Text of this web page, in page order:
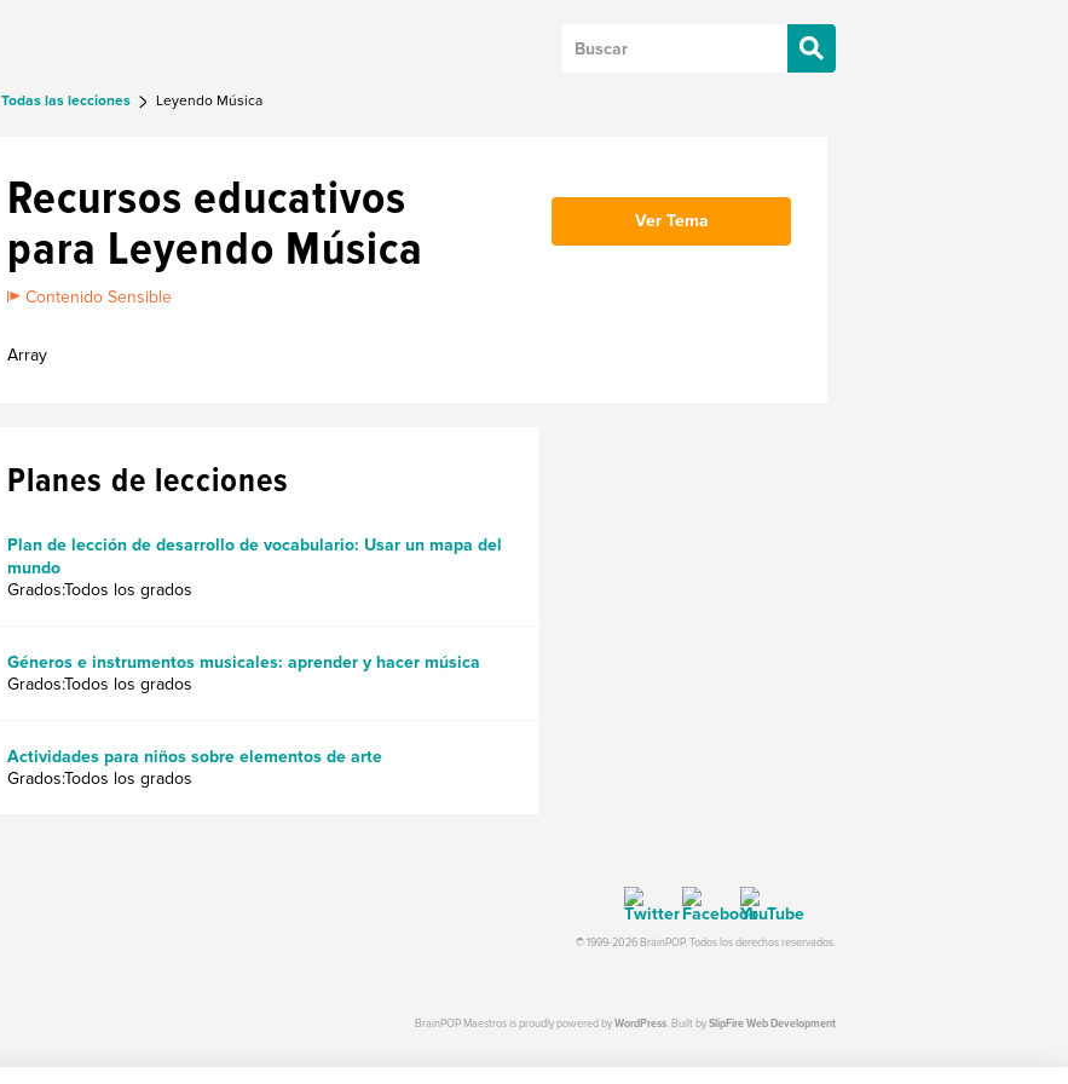
Todas las lecciones Leyendo Música
Recursos educativos
para Leyendo Música
Contenido Sensible
Array
Ver Tema
Planes de lecciones
Plan de lección de desarrollo de vocabulario: Usar un mapa del
mundo
Grados:Todos los grados
Géneros e instrumentos musicales: aprender y hacer música
Grados:Todos los grados
Actividades para niños sobre elementos de arte
Grados:Todos los grados
© 1999-2026 BrainPOP. Todos los derechos reservados.
BrainPOP Maestros is proudly powered byWordPress. Built bySlipFire Web Development